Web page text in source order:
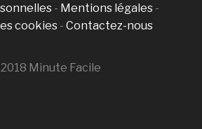
- Mentions légales -
cookies - Contactez-nous
Minute Facile